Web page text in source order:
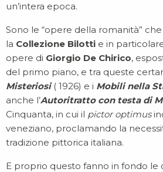
un’intera epoca.
Sono le “opere della romanità”
la Collezione Bilotti e in
opere di Giorgio De Chirico,
del primo piano, e tra queste
Misteriosi ( 1926) e i Mobili nella
anche l’Autoritratto con testa di
Cinquanta, in cui il pictor optimus
veneziano, proclamando la
tradizione pittorica italiana.
E proprio questo fanno in fondo le